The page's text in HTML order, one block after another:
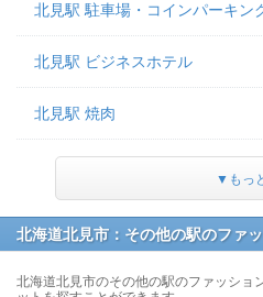
北見駅 駐車場・コインパーキン
北見駅 ビジネスホテル
北見駅 焼肉
▼もっ
北海道北見市：その他の駅のファ
北海道北見市のその他の駅のファッショ